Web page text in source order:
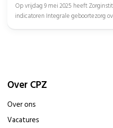
Op vrijdag 9 mei 2025 heeft
indicatoren Integrale geboortezorg
Over CPZ
Over ons
Vacatures